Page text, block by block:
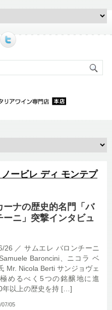
ービレ ディ モンテプ
ーナの歴史的名門「バ
ーニ」突撃インタビュ
26 ／ サムエレ バロンチーニ
Baroncini、ニコラ ベ
Mr. Nicola Berti サンジョヴェ
めるべく5つの銘醸地に進
年以上の歴史を持 […]
05